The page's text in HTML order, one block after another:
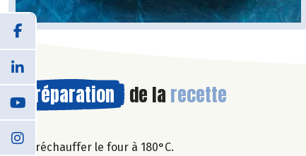
Préparation de la recette
Préchauffer le four à 180°C.